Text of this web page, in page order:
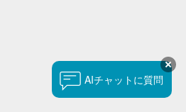
AIチャットに質問